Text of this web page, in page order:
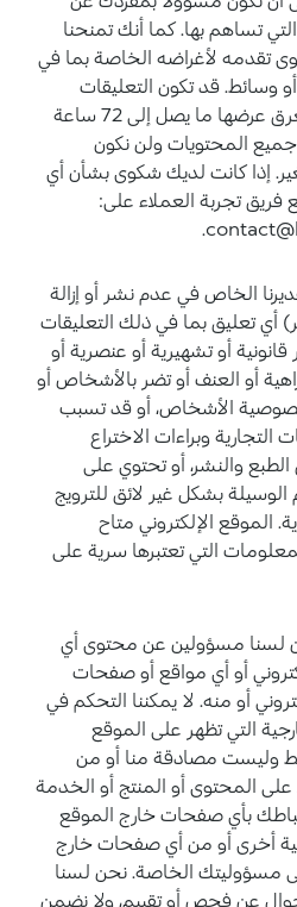
تساهم بها. كما أنك تمنحنا
لأغراضه الخاصة بما في
قد تكون التعليقات
خاضعة للإشراف وقد يستغرق عرضها ما يصل إلى 72 ساعة
المحتويات ولن نكون
إذا كانت لديك شكوى بشأن أي
تجربة العملاء على:
الخاص في عدم نشر أو إزالة
تعليق بما في ذلك التعليقات
أو تشهيرية أو عنصرية أو
أو العنف أو تضر بالأشخاص أو
الأشخاص، أو قد تسبب
وبراءات الاختراع
والنشر، أو تحتوي على
بشكل غير لائق للترويج
الموقع الإلكتروني متاح
التي تعتبرها سرية على
لسنا مسؤولين عن محتوى أي
أو أي مواقع أو صفحات
أو منه. لا يمكننا التحكم في
التي تظهر على الموقع
وليست مصادقة منا أو من
المحتوى أو المنتج أو الخدمة
بأي صفحات خارج الموقع
أخرى أو من أي صفحات خارج
مسؤوليتك الخاصة. نحن لسنا
عن فحص أو تقييم، ولا نضمن